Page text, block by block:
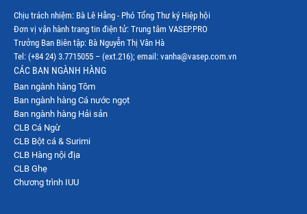
Chịu trách nhiệm: Bà Lê Hằng - Phó Tổng Thư ký Hiệp hội
Đơn vị vận hành trang tin điện tử: Trung tâm VASEP.PRO
Trưởng Ban Biên tập: Bà Nguyễn Thị Vân Hà
Tel: (+84 24) 3.7715055 – (ext.216); email: vanha@vasep.com.vn
CÁC BAN NGÀNH HÀNG
Ban ngành hàng Tôm
Ban ngành hàng Cá nước ngọt
Ban ngành hàng Hải sản
CLB Cá Ngừ
CLB Bột cá & Surimi
CLB Hàng nội địa
CLB Ghẹ
Chương trình IUU